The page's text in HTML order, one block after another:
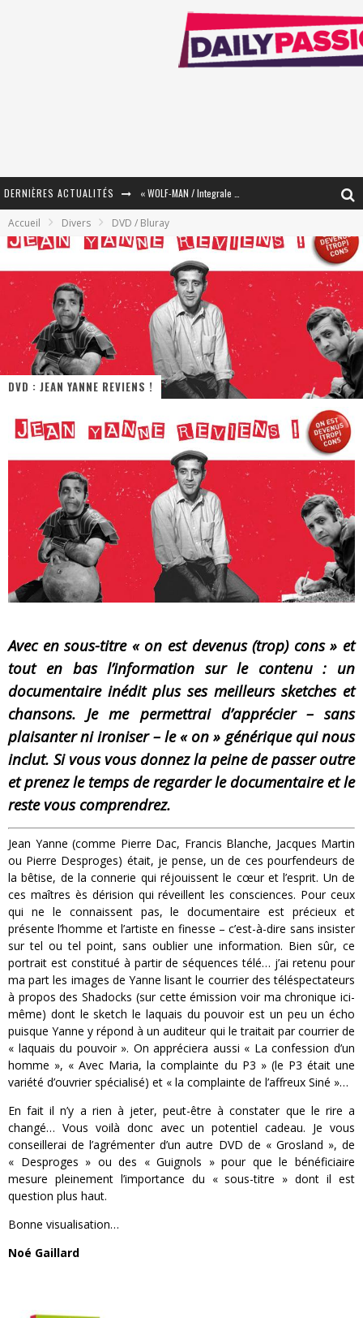
DERNIÈRES ACTUALITÉS
Star Fox
PsyRiver 2026 : la magie revient sur les rives de l’Aar
« MOFUSAND / Parler Japonais » – Des Expressions Pratiques !
« Dr Wertham / L’homme qui étudia les tueurs en série » - Un Métier à Risque !
Yoshi and the mysterious book
Accueil Divers DVD / Bluray
DVD : JEAN YANNE REVIENS !
Avec en sous-titre « on est devenus (trop) cons » et
tout en bas l’information sur le contenu : un
documentaire inédit plus ses meilleurs sketches et
chansons. Je me permettrai d’apprécier – sans
plaisanter ni ironiser – le « on » générique qui nous
inclut. Si vous vous donnez la peine de passer outre
et prenez le temps de regarder le documentaire et le
reste vous comprendrez.
Jean Yanne (comme Pierre Dac, Francis Blanche, Jacques Martin
ou Pierre Desproges) était, je pense, un de ces pourfendeurs de
la bêtise, de la connerie qui réjouissent le cœur et l’esprit. Un de
ces maîtres ès dérision qui réveillent les consciences. Pour ceux
qui ne le connaissent pas, le documentaire est précieux et
présente l’homme et l’artiste en finesse – c’est-à-dire sans insister
sur tel ou tel point, sans oublier une information. Bien sûr, ce
portrait est constitué à partir de séquences télé… j’ai retenu pour
ma part les images de Yanne lisant le courrier des téléspectateurs
à propos des Shadocks (sur cette émission voir ma chronique ici-
même) dont le sketch le laquais du pouvoir est un peu un écho
puisque Yanne y répond à un auditeur qui le traitait par courrier de
« laquais du pouvoir ». On appréciera aussi « La confession d’un
homme », « Avec Maria, la complainte du P3 » (le P3 était une
variété d’ouvrier spécialisé) et « la complainte de l’affreux Siné »…
En fait il n’y a rien à jeter, peut-être à constater que le rire a
changé… Vous voilà donc avec un potentiel cadeau. Je vous
conseillerai de l’agrémenter d’un autre DVD de « Grosland », de
« Desproges » ou des « Guignols » pour que le bénéficiaire
mesure pleinement l’importance du « sous-titre » dont il est
question plus haut.
Bonne visualisation…
Noé Gaillard